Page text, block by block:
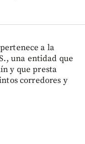
a la
una entidad que
y que presta
corredores y